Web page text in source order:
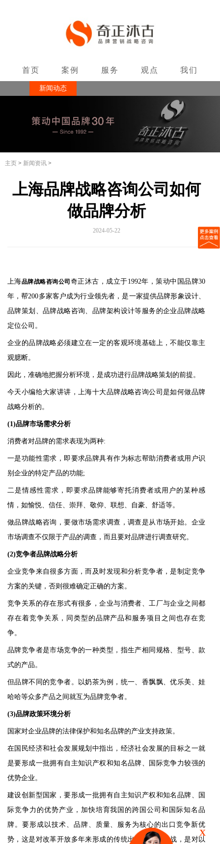
首页 案例 服务 观点 我们
联系新闻动态
主页 > 新闻资讯 >
上海品牌战略咨询公司如何
做品牌分析
2024-05-22
上海品牌战略咨询公司 奇正沐古，成立于1992年，策动中国品牌30
年，帮200多家客户成为行业领先者，是一家提供品牌形象设计、
品牌策划、品牌战略咨询、品牌架构设计等服务的企业品牌战略
定位公司。
企业的品牌战略必须建立在一定的客观环境基础上，不能仅靠主
观臆断。
因此，准确地把握分析环境，是成功进行品牌战略策划的前提。
今天小编给大家讲讲，上海十大品牌战略咨询公司是如何做品牌
战略分析的。
(1)品牌市场需求分析
消费者对品牌的需求表现为两种:
一是功能性需求，即要求品牌具有作为标志帮助消费者或用户识
别企业的特定产品的功能;
二是情感性需求，即要求品牌能够寄托消费者或用户的某种感
情，如愉悦、信任、崇拜、敬仰、联想、自豪、舒适等。
做品牌战略咨询，要做市场需求调查，调查是从市场开始。企业
市场调查不仅限于产品的调查，而且要对品牌进行调查研究。
(2)竞争者品牌战略分析
企业竞争来自很多方面，而及时发现和分析竞争者，是制定竞争
方案的关键，否则很难确定正确的方案。
竞争关系的存在形式有很多，企业与消费者、工厂与企业之间都
存在着竞争关系，同类型的品牌产品和服务项目之间也存在竞
争。
品牌竞争者是市场竞争的一种类型，指生产相同规格、型号、款
式的产品。
但品牌不同的竞争者。以奶茶为例，统一、香飘飘、优乐美、娃
哈哈等众多产品之间就互为品牌竞争者。
(3)品牌政策环境分析
国家对企业品牌的法律保护和知名品牌的产业支持政策。
在国民经济和社会发展规划中指出，经济社会发展的目标之一就
是要形成一批拥有自主知识产权和知名品牌、国际竞争力较强的
优势企业。
建设创新型国家，要形成一批拥有自主知识产权和知名品牌、国
际竞争力的优势产业，加快培育我国的跨国公司和国际知名品
牌。要形成以技术、品牌、质量、服务为核心的出口竞争新优
势，这是对改革开放多年来形成的传统出口模式的挑战，是对以
X